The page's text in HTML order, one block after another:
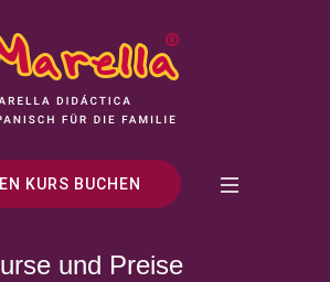
KURS BUCHEN
und Preise